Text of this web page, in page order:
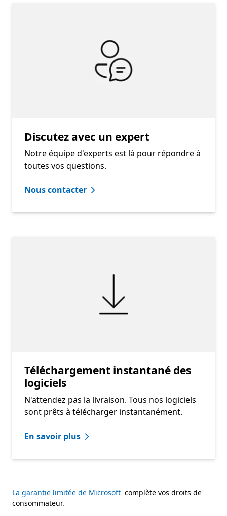
Discutez avec un expert
Notre équipe d'experts est là pour répondre à
toutes vos questions.
Nous contacter
Téléchargement instantané des
logiciels
N'attendez pas la livraison. Tous nos logiciels
sont prêts à télécharger instantanément.
En savoir plus
La garantie limitée de Microsoft complète vos droits de
consommateur.